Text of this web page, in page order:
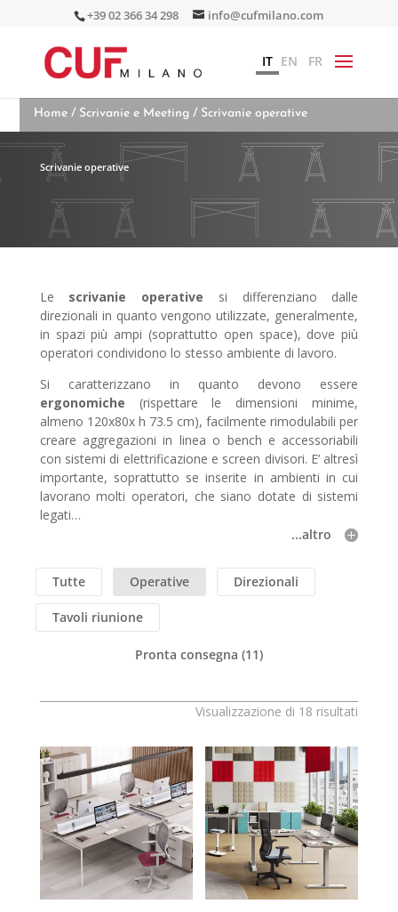
+39 02 366 34 298 info@cufmilano.com
IT EN FR
Home / Scrivanie e Meeting / Scrivanie operative
Scrivanie operative
Le scrivanie operative si differenziano dalle
direzionali in quanto vengono utilizzate, generalmente,
in spazi più ampi (soprattutto open space), dove più
operatori condividono lo stesso ambiente di lavoro.
Si caratterizzano in quanto devono essere
ergonomiche (rispettare le dimensioni minime,
almeno 120x80x h 73.5 cm), facilmente rimodulabili per
creare aggregazioni in linea o bench e accessoriabili
con sistemi di elettrificazione e screen divisori. E’ altresì
importante, soprattutto se inserite in ambienti in cui
lavorano molti operatori, che siano dotate di sistemi
legati…
...altro
Tutte Operative Direzionali
Tavoli riunione
Pronta consegna (11)
Visualizzazione di 18 risultati